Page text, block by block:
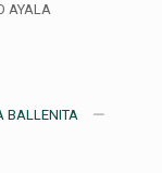
AYALA
BALLENITA